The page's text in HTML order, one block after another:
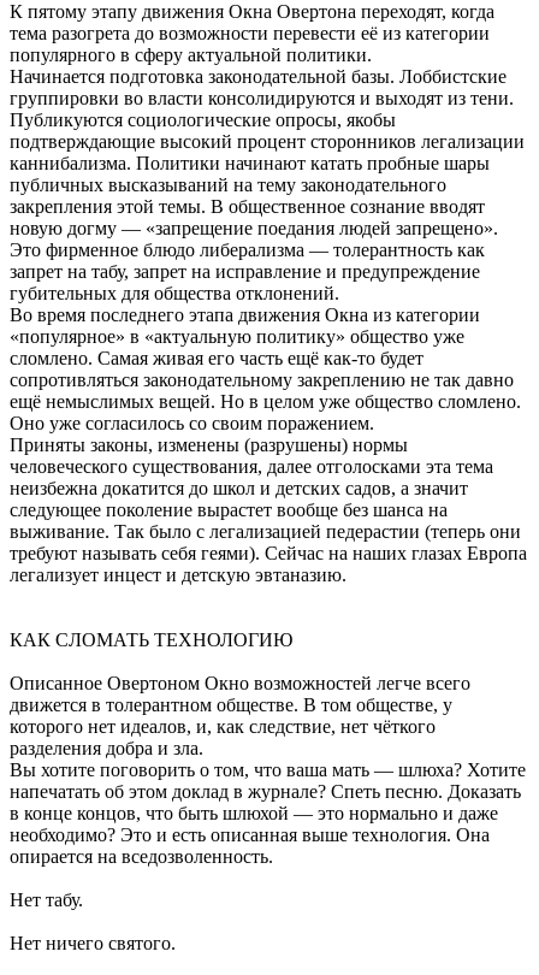
К пятому этапу движения Окна Овертона переходят, когда
тема разогрета до возможности перевести её из категории
популярного в сферу актуальной политики.
Начинается подготовка законодательной базы. Лоббистские
группировки во власти консолидируются и выходят из тени.
Публикуются социологические опросы, якобы
подтверждающие высокий процент сторонников легализации
каннибализма. Политики начинают катать пробные шары
публичных высказываний на тему законодательного
закрепления этой темы. В общественное сознание вводят
новую догму — «запрещение поедания людей запрещено».
Это фирменное блюдо либерализма — толерантность как
запрет на табу, запрет на исправление и предупреждение
губительных для общества отклонений.
Во время последнего этапа движения Окна из категории
«популярное» в «актуальную политику» общество уже
сломлено. Самая живая его часть ещё как-то будет
сопротивляться законодательному закреплению не так давно
ещё немыслимых вещей. Но в целом уже общество сломлено.
Оно уже согласилось со своим поражением.
Приняты законы, изменены (разрушены) нормы
человеческого существования, далее отголосками эта тема
неизбежна докатится до школ и детских садов, а значит
следующее поколение вырастет вообще без шанса на
выживание. Так было с легализацией педерастии (теперь они
требуют называть себя геями). Сейчас на наших глазах Европа
легализует инцест и детскую эвтаназию.
КАК СЛОМАТЬ ТЕХНОЛОГИЮ
Описанное Овертоном Окно возможностей легче всего
движется в толерантном обществе. В том обществе, у
которого нет идеалов, и, как следствие, нет чёткого
разделения добра и зла.
Вы хотите поговорить о том, что ваша мать — шлюха? Хотите
напечатать об этом доклад в журнале? Спеть песню. Доказать
в конце концов, что быть шлюхой — это нормально и даже
необходимо? Это и есть описанная выше технология. Она
опирается на вседозволенность.
Нет табу.
Нет ничего святого.